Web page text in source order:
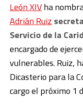
León XIVha
Adrián Ruiz
Servicio de la
encargado de
vulnerables. Ruiz,
Dicasterio para la
cargo el próximo 1